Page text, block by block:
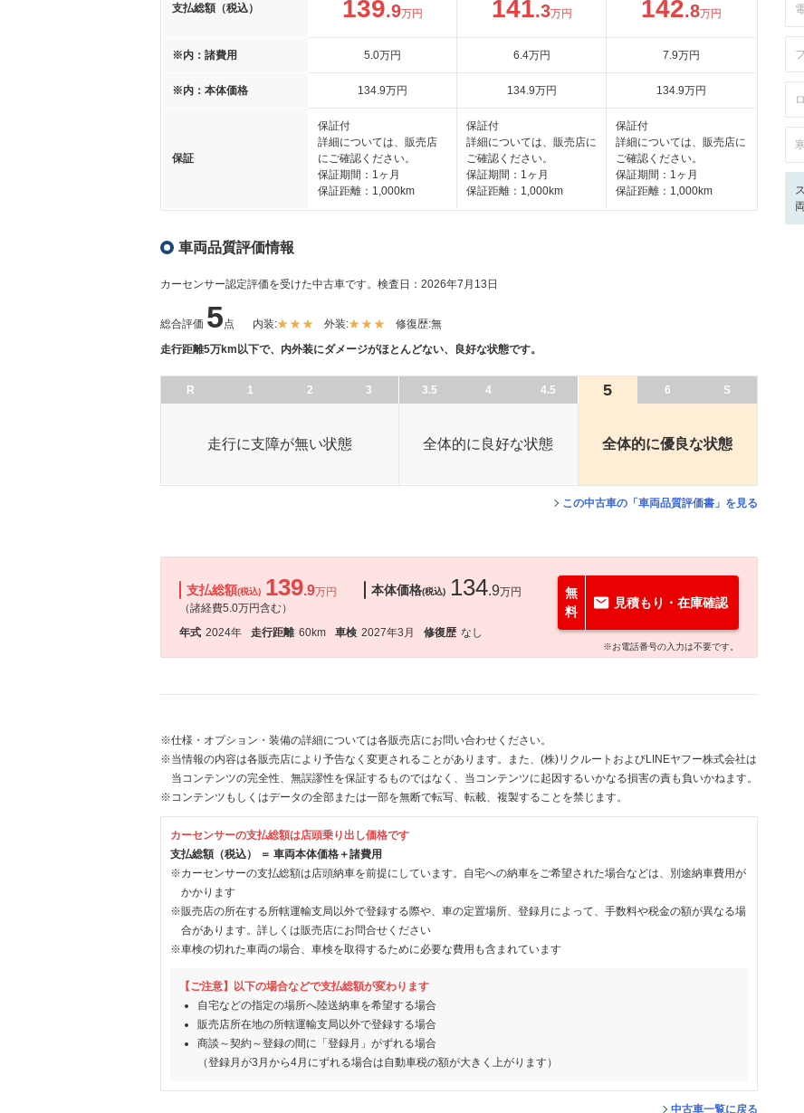
支払総額（税込） 139.9万円 141.3万円 142.8万円
※内：諸費用 5.0万円 6.4万円 7.9万円
※内：本体価格 134.9万円 134.9万円 134.9万円
保証
保証付
詳細については、販売店
にご確認ください。
保証期間：1ヶ月
保証距離：1,000km
保証付
詳細については、販売店に
ご確認ください。
保証期間：1ヶ月
保証距離：1,000km
保証付
詳細については、販売店に
ご確認ください。
保証期間：1ヶ月
保証距離：1,000km
車両品質評価情報
カーセンサー認定評価を受けた中古車です。 検査日：2026年7月13日
総合評価 5点 内装: 外装: 修復歴:無
走行距離5万km以下で、内外装にダメージがほとんどない、良好な状態です。
R 1 2 3 3.5 4 4.5 5 6 S
走行に支障が無い状態 全体的に良好な状態 全体的に優良な状態
この中古車の「車両品質評価書」を見る
支払総額(税込) 139.9万円
（諸経費5.0万円含む）
本体価格(税込) 134.9万円
年式 2024年 走行距離 60km 車検 2027年3月 修復歴 なし
無
料
見積もり・在庫確認
※お電話番号の入力は不要です。
※仕様・オプション・装備の詳細については各販売店にお問い合わせください。
※当情報の内容は各販売店により予告なく変更されることがあります。また、(株)リクルートおよびLINEヤフー株式会社は
当コンテンツの完全性、無誤謬性を保証するものではなく、当コンテンツに起因するいかなる損害の責も負いかねます。
※コンテンツもしくはデータの全部または一部を無断で転写、転載、複製することを禁じます。
カーセンサーの支払総額は店頭乗り出し価格です
支払総額（税込） ＝ 車両本体価格＋諸費用
※カーセンサーの支払総額は店頭納車を前提にしています。自宅への納車をご希望された場合などは、別途納車費用が
かかります
※販売店の所在する所轄運輸支局以外で登録する際や、車の定置場所、登録月によって、手数料や税金の額が異なる場
合があります。詳しくは販売店にお問合せください
※車検の切れた車両の場合、車検を取得するために必要な費用も含まれています
【ご注意】以下の場合などで支払総額が変わります
自宅などの指定の場所へ陸送納車を希望する場合
販売店所在地の所轄運輸支局以外で登録する場合
商談～契約～登録の間に「登録月」がずれる場合
（登録月が3月から4月にずれる場合は自動車税の額が大きく上がります）
中古車一覧に戻る